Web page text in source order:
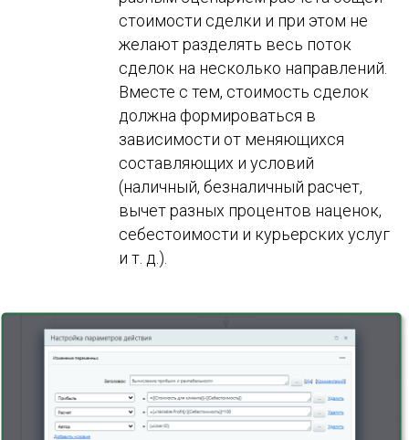
стоимости сделки и при этом не
желают разделять весь поток
сделок на несколько направлений.
Вместе с тем, стоимость сделок
должна формироваться в
зависимости от меняющихся
составляющих и условий
(наличный, безналичный расчет,
вычет разных процентов наценок,
себестоимости и курьерских услуг
и т. д.).